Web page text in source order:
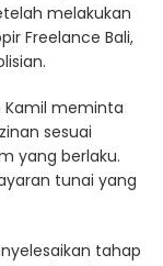
melakukan
Freelance Bali,
Kamil meminta
sesuai
yang berlaku.
tunai yang
tahap